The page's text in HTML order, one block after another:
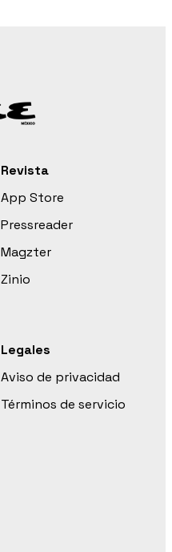
Revista
App Store
Pressreader
Magzter
Zinio
Legales
Aviso de privacidad
Términos de servicio